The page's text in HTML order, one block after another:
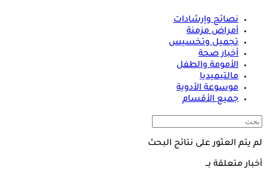
نصائح وإرشادات
أمراض مزمنة
تجميل وتخسيس
أخبار صحة
الأمومة والطفل
مالتيميديا
موسوعة الأدوية
جميع الأقسام
لم يتم العثور على نتائج البحث
أخبار متعلقة بــ